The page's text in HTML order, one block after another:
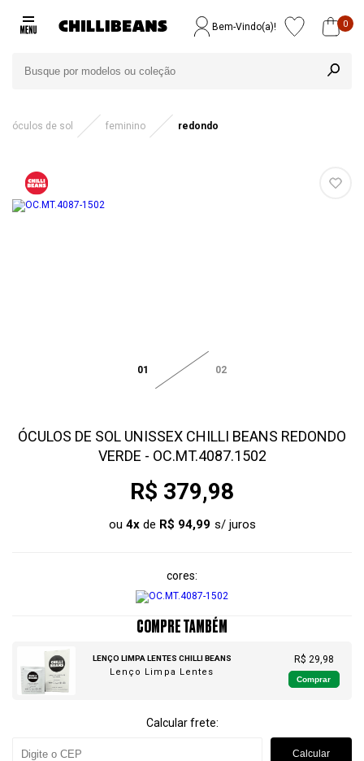
Bem-Vindo(a)! 0
óculos de sol feminino redondo
01 02
ÓCULOS DE SOL UNISSEX CHILLI BEANS REDONDO
VERDE - OC.MT.4087.1502
R$ 379,98
ou 4xde R$ 94,99
cores
COMPRE TAMBÉM
LENÇO LIMPA LENTES CHILLI BEANS
Lenço Limpa Lentes
R$ 29,98
Comprar
Calcular frete:
Calcular